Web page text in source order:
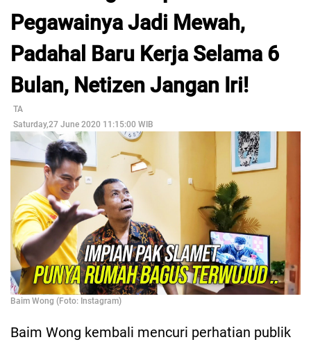
Pegawainya Jadi Mewah,
Padahal Baru Kerja Selama 6
Bulan, Netizen Jangan Iri!
TA
Saturday,27 June 2020 11:15:00 WIB
Baim Wong (Foto: Instagram)
Baim Wong kembali mencuri perhatian publik